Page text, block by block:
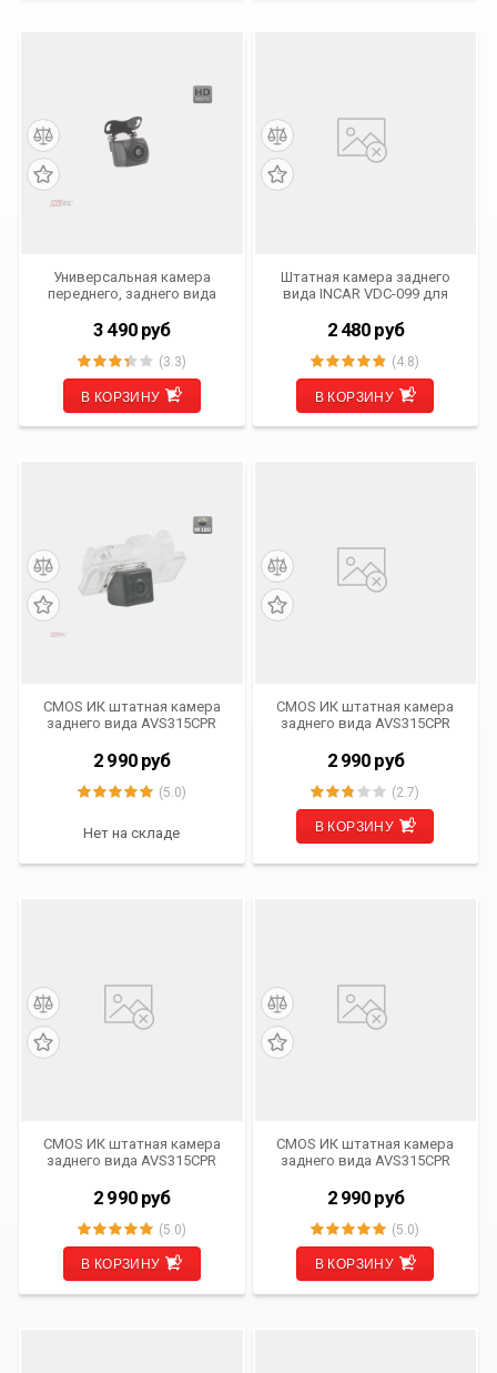
Универсальная камера
переднего, заднего вида
3 490 руб
(3.3)
В КОРЗИНУ
Штатная камера заднего
вида INCAR VDC-099 для
(-13)
2 480 руб
(4.8)
В КОРЗИНУ
CMOS ИК штатная камера
заднего вида AVS315CPR
MERCEDES-BENZ/
VOLKSWAGEN
2 990 руб
(5.0)
Нет на складе
CMOS ИК штатная камера
заднего вида AVS315CPR
LADA/ NISSAN/ RENAULT
2 990 руб
(2.7)
В КОРЗИНУ
CMOS ИК штатная камера
заднего вида AVS315CPR
HYUNDAI/ KIA
2 990 руб
(5.0)
В КОРЗИНУ
CMOS ИК штатная камера
заднего вида AVS315CPR
PORSCHE/ SEAT/
VOLKSWAGEN
2 990 руб
(5.0)
В КОРЗИНУ